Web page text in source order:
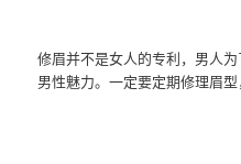
修眉并不是女人的专利，男人
男性魅力。一定要定期修理眉型